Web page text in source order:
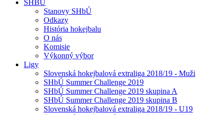
SHBÚ
Stanovy SHbÚ
Odkazy
História hokejbalu
O nás
Komisie
Výkonný výbor
Ligy
Slovenská hokejbalová extraliga 2018/19 - Muži
SHbÚ Summer Challenge 2019
SHbÚ Summer Challenge 2019 skupina A
SHbÚ Summer Challenge 2019 skupina B
Slovenská hokejbalová extraliga 2018/19 - U19